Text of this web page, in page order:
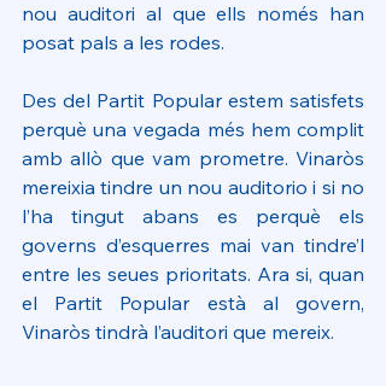
nou auditori al que ells només han
posat pals a les rodes.
Des del Partit Popular estem satisfets
perquè una vegada més hem complit
amb allò que vam prometre. Vinaròs
mereixia tindre un nou auditorio i si no
l’ha tingut abans es perquè els
governs d’esquerres mai van tindre’l
entre les seues prioritats. Ara si, quan
el Partit Popular està al govern,
Vinaròs tindrà l’auditori que mereix.